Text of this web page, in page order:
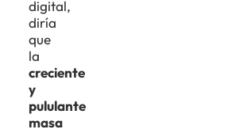
digital,
diría
que
la
creciente
y
pululante
masa